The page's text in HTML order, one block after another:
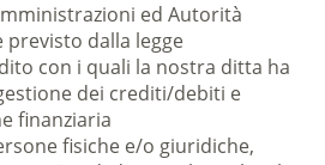
ed Autorità
previsto dalla legge
con i quali la nostra ditta ha
dei crediti/debiti e
finanziaria
fisiche e/o giuridiche,